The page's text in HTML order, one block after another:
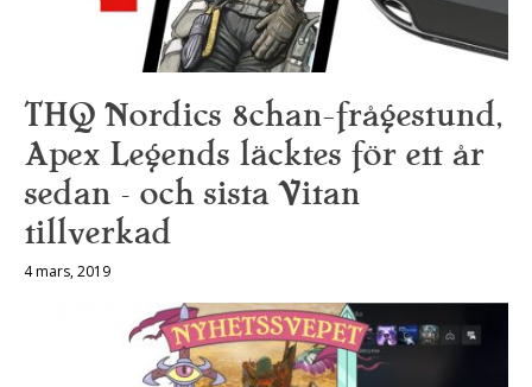
THQ Nordics 8chan-frågestund,
Apex Legends läcktes för ett år
sedan – och sista Vitan
tillverkad
4 mars, 2019